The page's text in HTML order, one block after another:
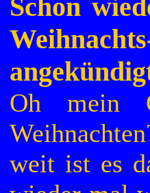
Schon
Oh mein
weit ist es